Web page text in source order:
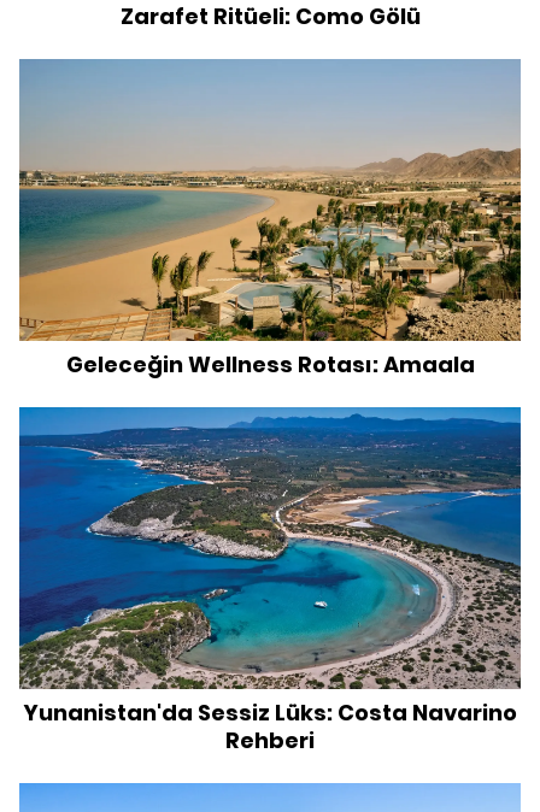
Zarafet Ritüeli: Como Gölü
Geleceğin Wellness Rotası: Amaala
Yunanistan'da Sessiz Lüks: Costa Navarino
Rehberi